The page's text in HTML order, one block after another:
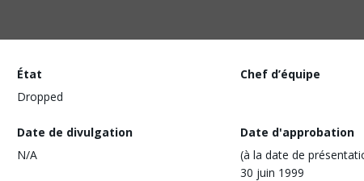
État
Dropped
Chef d’équipe
Date de divulgation
N/A
Date d'approbation
(à la date de
30 juin 1999